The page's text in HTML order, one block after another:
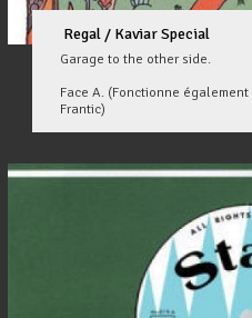
Regal / Kaviar Special
Garage to the other side.
Face A. (Fonctionne
Frantic)